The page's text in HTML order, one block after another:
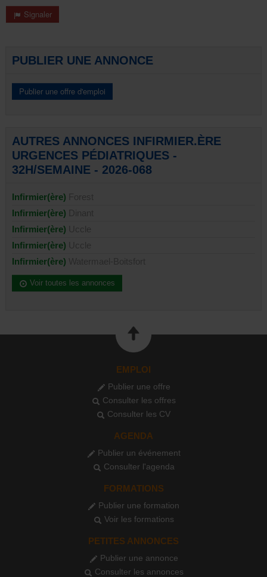
Signaler
PUBLIER UNE ANNONCE
AUTRES ANNONCES INFIRMIER.ÈRE
URGENCES PÉDIATRIQUES -
32H/SEMAINE - 2026-068
Infirmier(ère)
Infirmier(ère)
Infirmier(ère)
Infirmier(ère)
Infirmier(ère)
Voir toutes les annonces
EMPLOI
Publier une offre
Consulter les offres
Consulter les CV
AGENDA
Publier un événement
Consulter l'agenda
FORMATIONS
Publier une formation
Voir les formations
PETITES ANNONCES
Publier une annonce
Consulter les annonces